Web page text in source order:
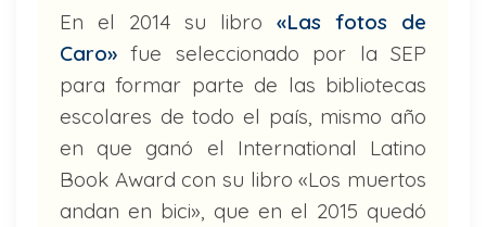
En el 2014 su libro «Las fotos de
Caro» fue seleccionado por la SEP
para formar parte de las bibliotecas
escolares de todo el país, mismo año
en que ganó el International Latino
Book Award con su libro «Los muertos
andan en bici», que en el 2015 quedó